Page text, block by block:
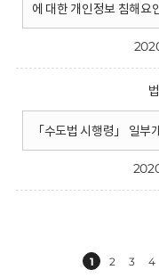
에 대한 개인정보 침해요
「수도법 시행령」 일
1 2 3 4